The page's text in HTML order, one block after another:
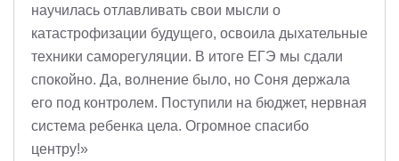
научилась отлавливать свои мысли о
катастрофизации будущего, освоила дыхательные
техники саморегуляции. В итоге ЕГЭ мы сдали
спокойно. Да, волнение было, но Соня держала
его под контролем. Поступили на бюджет, нервная
система ребенка цела. Огромное спасибо
центру!»